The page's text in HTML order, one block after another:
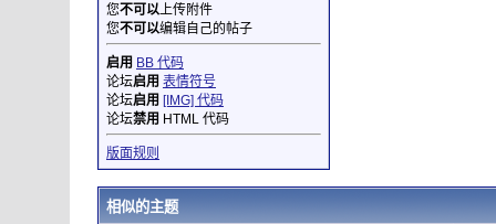
您不可以上传附件
您不可以编辑自己的帖子
启用 BB 代码
论坛启用 表情符号
论坛启用 [IMG] 代码
论坛禁用 HTML 代码
版面规则
相似的主题